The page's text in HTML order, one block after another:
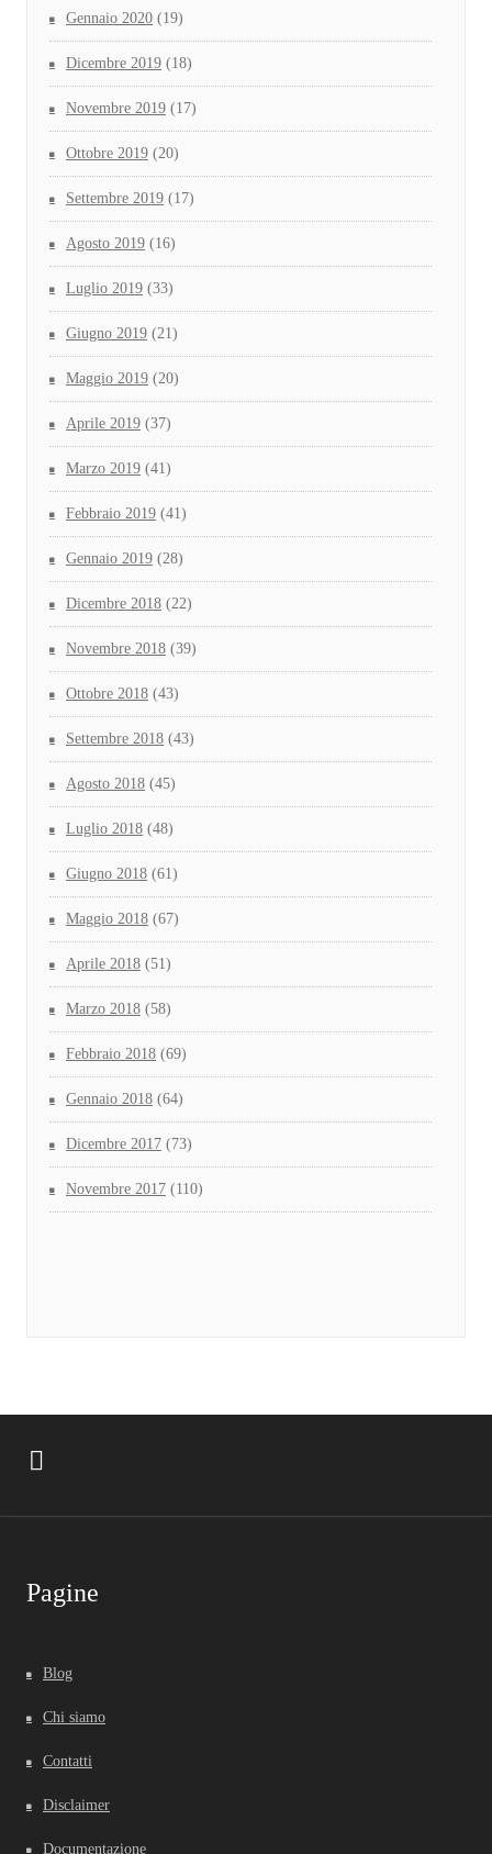
Gennaio 2020 (19)
Dicembre 2019 (18)
Novembre 2019 (17)
Ottobre 2019 (20)
Settembre 2019 (17)
Agosto 2019 (16)
Luglio 2019 (33)
Giugno 2019 (21)
Maggio 2019 (20)
Aprile 2019 (37)
Marzo 2019 (41)
Febbraio 2019 (41)
Gennaio 2019 (28)
Dicembre 2018 (22)
Novembre 2018 (39)
Ottobre 2018 (43)
Settembre 2018 (43)
Agosto 2018 (45)
Luglio 2018 (48)
Giugno 2018 (61)
Maggio 2018 (67)
Aprile 2018 (51)
Marzo 2018 (58)
Febbraio 2018 (69)
Gennaio 2018 (64)
Dicembre 2017 (73)
Novembre 2017 (110)
Pagine
Blog
Chi siamo
Contatti
Disclaimer
Documentazione